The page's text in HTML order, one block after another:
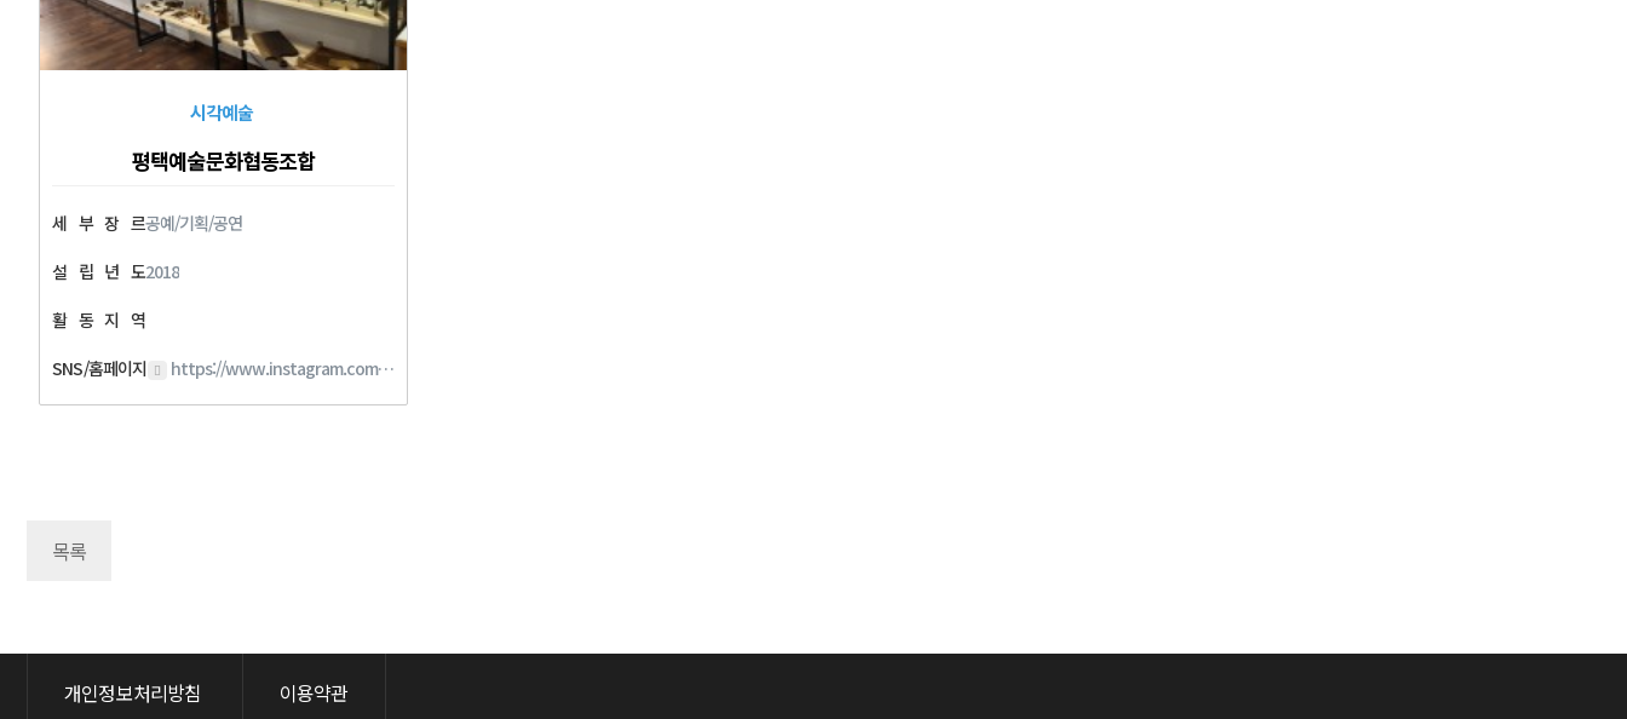
시각예술
평택예술문화협동조합
세 부 장 르공예/기획/공연
설 립 년 도2018
활 동 지 역
SNS/홈페이지
https://www.instagram.com/art_pum/
목록
개인정보처리방침 이용약관